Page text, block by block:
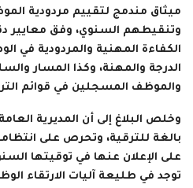
ميثاق مندمج لتقييم مردودية
وتنقيطهم السنوي، وفق معايير
الكفاءة المهنية والمردودية في
الدرجة والمهنة، وكذا المسار
والموظف المسجلين في قوائم
وخلص البلاغ إلى أن المديرية
بالغة للترقية، وتحرص على
على الإعلان عنها في توقيتها
توجد في طليعة آليات الارتقاء